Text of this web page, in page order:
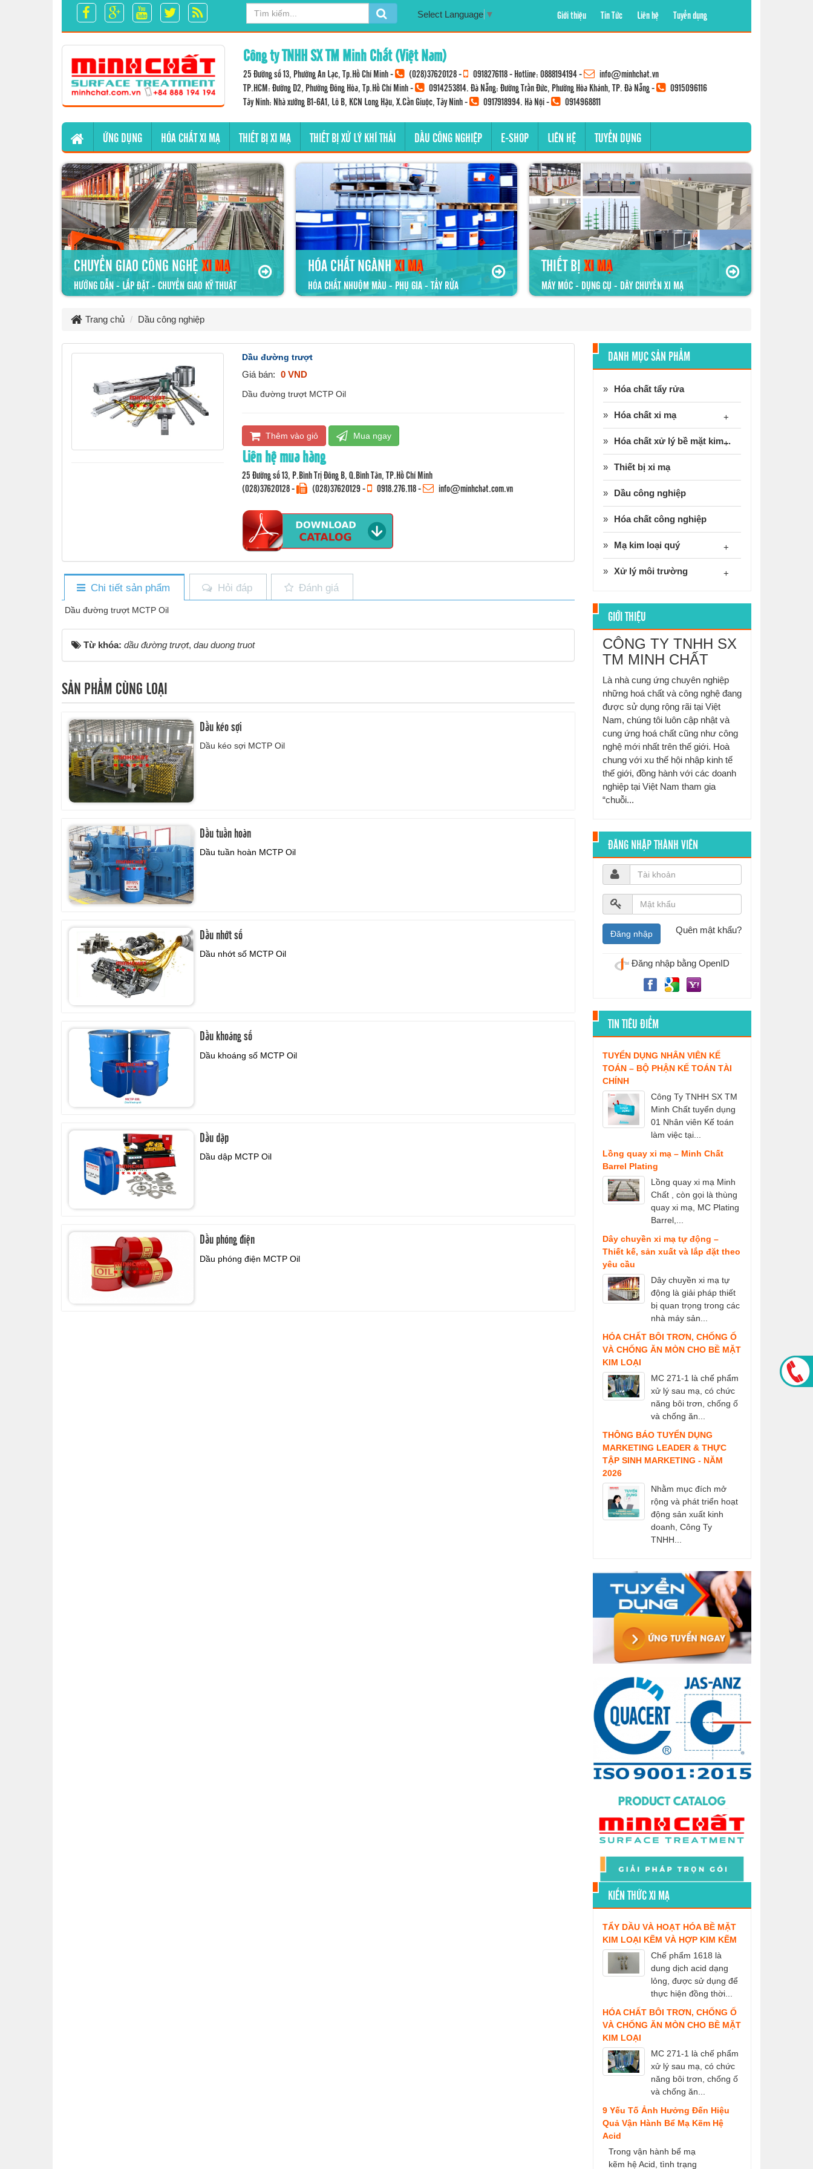
Select Language ▼ Giới thiệu Tin Tức Liên hệ Tuyển dụng
Công ty TNHH SX TM Minh Chất (Việt Nam)
25 Đường số 13, Phường An Lạc, Tp.Hồ Chí Minh - (028)37620128- 0918276118- Hotline:0888194194-
info@minhchat.vn
TP.HCM: Đường D2, Phường Đông Hòa, Tp.Hồ Chí Minh -
0914253814. Đà Nẵng: Đường Trần Đức, Phường Hòa Khánh, TP. Đà Nẵng -
0915096116
Tây Ninh: Nhà xưởng B1-6A1, Lô B, KCN Long Hậu, X.Cần Giuộc, Tây Ninh -
0917918994. Hà Nội - 0914968811
ỨNG DỤNG HÓA CHẤT XI MẠ THIẾT BỊ XI MẠ THIẾT BỊ XỬ LÝ KHÍ THẢI DẦU CÔNG NGHIỆP E-SHOP LIÊN HỆ TUYỂN DỤNG
CHUYỂN GIAO CÔNG NGHỆXI MẠ
HƯỚNG DẪN - LẮP ĐẶT - CHUYỂN GIAO KỸ THUẬT
HÓA CHẤT NGÀNHXI MẠ
HÓA CHẤT NHUỘM MÀU - PHỤ GIA - TẨY RỬA
THIẾT BỊXI MẠ
MÁY MÓC - DỤNG CỤ - DÂY CHUYỀN XI MẠ
Trang chủ Dầu công nghiệp
Dầu đường trượt
Giá bán: 0 VND
Dầu đường trượt MCTP Oil
Thêm vào giỏ Mua ngay
Liên hệ mua hàng
25 Đường số 13, P.Bình Trị Đông B, Q.Bình Tân, TP.Hồ Chí Minh
(028)37620128- (028)37620129 - 0918.276.118- info@minhchat.com.vn
Chi tiết sản phẩm Hỏi đáp Đánh giá
Dầu đường trượt MCTP Oil
Từ khóa: dầu đường trượt, dau duong truot
SẢN PHẨM CÙNG LOẠI
Dầu kéo sợi
Dầu kéo sợi MCTP Oil
Dầu tuần hoàn
Dầu tuần hoàn MCTP Oil
Dầu nhớt số
Dầu nhớt số MCTP Oil
Dầu khoáng số
Dầu khoáng số MCTP Oil
Dầu dập
Dầu dập MCTP Oil
Dầu phóng điện
Dầu phóng điện MCTP Oil
DANH MỤC SẢN PHẨM
Hóa chất tẩy rửa
Hóa chất xi mạ +
Hóa chất xử lý bề mặt kim...
+
Thiết bị xi mạ
Dầu công nghiệp
Hóa chất công nghiệp
Mạ kim loại quý +
Xử lý môi trường +
GIỚI THIỆU
CÔNG TY TNHH SX
TM MINH CHẤT
Là nhà cung ứng chuyên nghiệp
những hoá chất và công nghệ đang
được sử dụng rộng rãi tại Việt
Nam, chúng tôi luôn cập nhật và
cung ứng hoá chất cũng như công
nghệ mới nhất trên thế giới. Hoà
chung với xu thế hội nhập kinh tế
thế giới, đồng hành với các doanh
nghiệp tại Việt Nam tham gia
“chuỗi...
ĐĂNG NHẬP THÀNH VIÊN
Quên mật khẩu?
Đăng nhập bằng OpenID
TIN TIÊU ĐIỂM
TUYỂN DỤNG NHÂN VIÊN KẾ
TOÁN – BỘ PHẬN KẾ TOÁN TÀI
CHÍNH
Công Ty TNHH SX TM
Minh Chất tuyển dụng
01 Nhân viên Kế toán
làm việc tại...
Lồng quay xi mạ – Minh Chất
Barrel Plating
Lồng quay xi mạ Minh
Chất , còn gọi là thùng
quay xi mạ, MC Plating
Barrel,...
Dây chuyền xi mạ tự động –
Thiết kế, sản xuất và lắp đặt theo
yêu cầu
Dây chuyền xi mạ tự
động là giải pháp thiết
bị quan trọng trong các
nhà máy sản...
HÓA CHẤT BÔI TRƠN, CHỐNG Ố
VÀ CHỐNG ĂN MÒN CHO BỀ MẶT
KIM LOẠI
MC 271-1 là chế phẩm
xử lý sau mạ, có chức
năng bôi trơn, chống ố
và chống ăn...
THÔNG BÁO TUYỂN DỤNG
MARKETING LEADER & THỰC
TẬP SINH MARKETING - NĂM
2026
Nhằm mục đích mở
rộng và phát triển hoạt
động sản xuất kinh
doanh, Công Ty
TNHH...
KIẾN THỨC XI MẠ
TẨY DẦU VÀ HOẠT HÓA BỀ MẶT
KIM LOẠI KẼM VÀ HỢP KIM KẼM
Chế phẩm 1618 là
dung dịch acid dạng
lỏng, được sử dụng để
thực hiện đồng thời...
HÓA CHẤT BÔI TRƠN, CHỐNG Ố
VÀ CHỐNG ĂN MÒN CHO BỀ MẶT
KIM LOẠI
MC 271-1 là chế phẩm
xử lý sau mạ, có chức
năng bôi trơn, chống ố
và chống ăn...
9 Yếu Tố Ảnh Hưởng Đến Hiệu
Quả Vận Hành Bể Mạ Kẽm Hệ
Acid
Trong vận hành bể mạ
kẽm hệ Acid, tình trạng